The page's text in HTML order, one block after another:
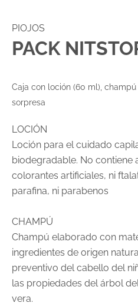
PIOJOS
PACK
Caja con loción (60 ml),
sorpresa
LOCIÓN
Loción para el cuidado
biodegradable. No contiene
colorantes artificiales, ni
parafina, ni parabenos
CHAMPÚ
Champú elaborado con
ingredientes de origen
preventivo del cabello del
las propiedades del árbol
vera.